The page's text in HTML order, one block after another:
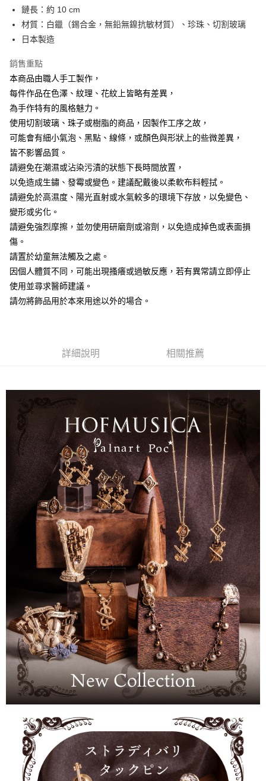
鏈長：約 10 cm
材質：白鑞（錫合金，無鉛無鎳抗敏材質）、珍珠、切割玻璃
日本製造
銷售重點
本商品由職人手工製作，
每件作品在色澤、紋理、花紋上皆略有差異，
為手作特有的風格魅力。
使用切割玻璃、珠子或樹脂的商品，因製作工序之故，
可能會有細小氣泡、黑點、線條，或顏色與形狀上的些微差異，
皆不影響品質。
請避免在潮濕或沾染污漬的狀態下長時間放置，
以免造成生鏽、發霉或變色。建議配戴後以柔軟布料輕拭。
請避免於高濕度、陽光直射或水氣較多的環境下存放，以免變色、
變形或劣化。
請避免強烈摩擦，並勿使用研磨劑或溶劑，以免造成掉色或表面損
傷。
請置於幼童無法觸及之處。
因個人體質不同，可能出現搔癢或過敏反應，若有異常請立即停止
使用並尋求醫師建議。
請勿將飾品用於本來用途以外的場合。
詳細說明 相關推薦